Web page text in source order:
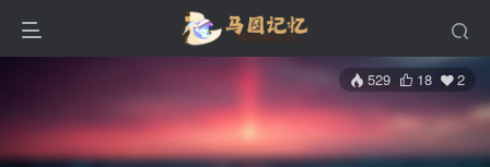
529 18 2